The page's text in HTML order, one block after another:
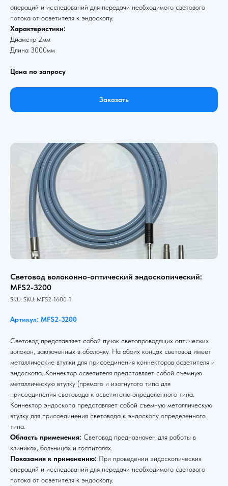
операций и исследований для передачи необходимого светового
потока от осветителя к эндоскопу.
Характеристики:
Диаметр 2мм
Длина 3000мм
Цена по запросу
Заказать
Световод волоконно-оптический эндоскопический:
MFS2-3200
SKU: SKU: MFS2-1600-1
Артикул: MFS2-3200
Световод представляет собой пучок светопроводящих оптических
волокон, заключенных в оболочку. На обоих концах световод имеет
металлические втулки для присоединения коннекторов осветителя и
эндоскопа. Коннектор осветителя представляет собой съемную
металлическую втулку (прямого и изогнутого типа для
присоединения световода к осветителю определенного типа.
Коннектор эндоскопа представляет собой съемную металлическую
втулку для присоединения световода к эндоскопу определенного
типа.
Область применения: Световод предназначен для работы в
клиниках, больницах и госпиталях.
Показания к применению: При проведении эндоскопических
операций и исследований для передачи необходимого светового
потока от осветителя к эндоскопу.